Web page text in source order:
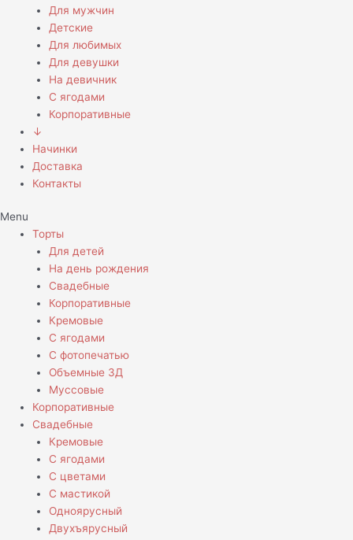
Для мужчин
Детские
Для любимых
Для девушки
На девичник
С ягодами
Корпоративные
↓
Начинки
Доставка
Контакты
Menu
Торты
Для детей
На день рождения
Свадебные
Корпоративные
Кремовые
С ягодами
С фотопечатью
Объемные 3Д
Муссовые
Корпоративные
Свадебные
Кремовые
С ягодами
С цветами
С мастикой
Одноярусный
Двухъярусный